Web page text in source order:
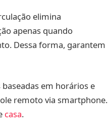
elimina
apenas quando
Dessa forma, garantem
em horários e
remoto via smartphone.
casa.